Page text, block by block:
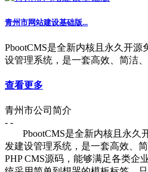
青州市网站建设基础版...
PbootCMS是全新内核且永久开源
设管理系统，是一套高效、简洁
查看更多
青州市公司简介
- -
PbootCMS是全新内核且永久
发建设管理系统，是一套高效、
PHP CMS源码，能够满足各类企